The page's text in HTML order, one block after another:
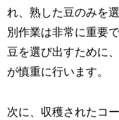
れ、熟した豆のみを
別作業は非常に重要
豆を選び出すために
が慎重に行います。
次に、収穫されたコ